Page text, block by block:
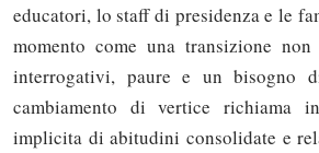
educatori, lo staff di presidenza e le
momento come una transizione
interrogativi, paure e un bisogno
cambiamento di vertice richiama
implicita di abitudini consolidate e